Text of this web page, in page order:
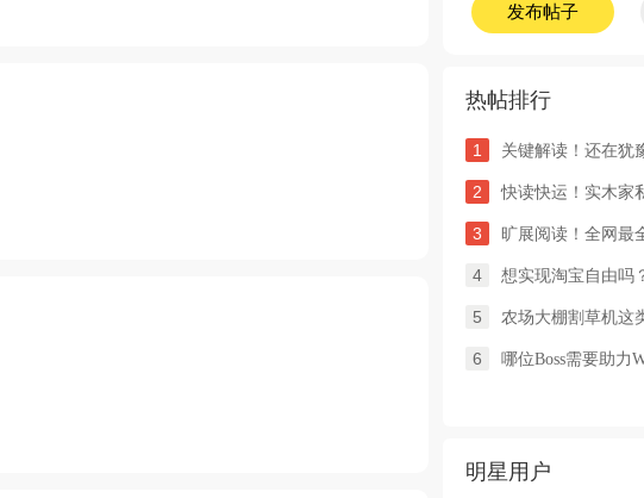
发布帖子
热帖排行
1 关键解读！还在犹豫选择拼箱海运
2 快读快运！实木家私发澳洲必看说
3 旷展阅读！全网最全整柜家具海运
4 想实现淘宝自由吗？我教
5 农场大棚割草机这类设备从广州海
6 哪位Boss需要助力Web3
明星用户